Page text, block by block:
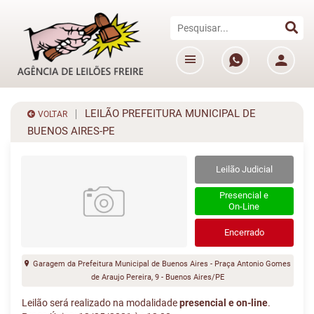
VOLTAR
LEILÃO PREFEITURA MUNICIPAL DE
BUENOS AIRES-PE
Leilão Judicial
Presencial e
On-Line
Encerrado
Garagem da Prefeitura Municipal de Buenos Aires - Praça Antonio Gomes
de Araujo Pereira, 9 - Buenos Aires/PE
Leilão será realizado na modalidadepresencial e on-line.